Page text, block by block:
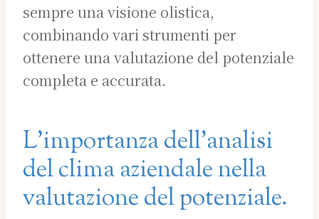
sempre una visione olistica,
combinando vari strumenti per
ottenere una valutazione del potenziale
completa e accurata.
L’importanza dell’analisi
del clima aziendale nella
valutazione del potenziale.